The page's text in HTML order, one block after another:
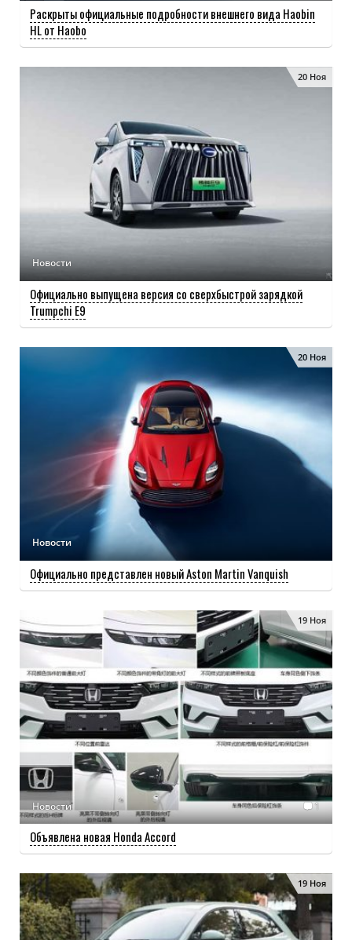
Раскрыты официальные подробности внешнего вида Haobin
HL от Haobo
Новости
20 Ноя
Официально выпущена версия со сверхбыстрой зарядкой
Trumpchi E9
Новости
20 Ноя
Официально представлен новый Aston Martin Vanquish
1
Новости
19 Ноя
Объявлена новая Honda Accord
19 Ноя